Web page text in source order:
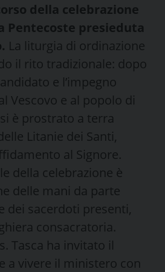
della celebrazione
Pentecoste presieduta
La liturgia di ordinazione
il rito tradizionale: dopo
e l’impegno
Vescovo e al popolo di
è prostrato a terra
Litanie dei Santi,
al Signore.
della celebrazione è
delle mani da parte
dei sacerdoti presenti,
consacratoria.
Tasca ha invitato il
a vivere il ministero con